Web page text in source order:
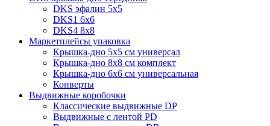
DKS эфалин 5x5
DKS1 6x6
DKS4 8x8
Маркетплейсы упаковка
Крышка-дно 5x5 см универсал
Крышка-дно 8x8 см комплект
Крышка-дно 6x6 см универсальная
Конверты
Выдвижные коробочки
Классические выдвижные DP
Выдвижные с лентой PD